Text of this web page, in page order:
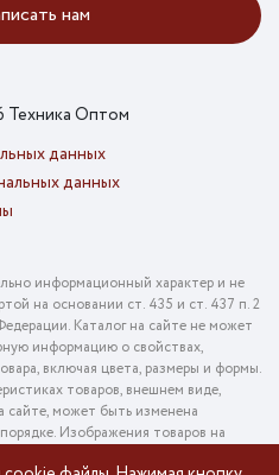
нам
Техника Оптом
данных
данных
информационный характер и не
на основании ст. 435 и ст. 437 п. 2
Каталог на сайте не может
информацию о свойствах,
включая цвета, размеры и формы.
товаров, внешнем виде,
сайте, может быть изменена
Изображения товаров на